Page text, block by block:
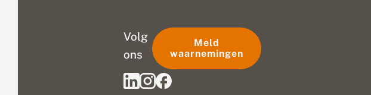
Volg
ons
Meld
waarnemingen